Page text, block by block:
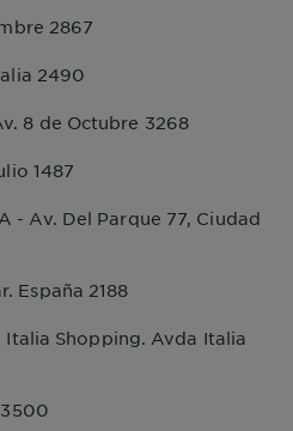
2867
2490
8 de Octubre 3268
1487
- Av. Del Parque 77, Ciudad
España 2188
Italia Shopping. Avda Italia
3500